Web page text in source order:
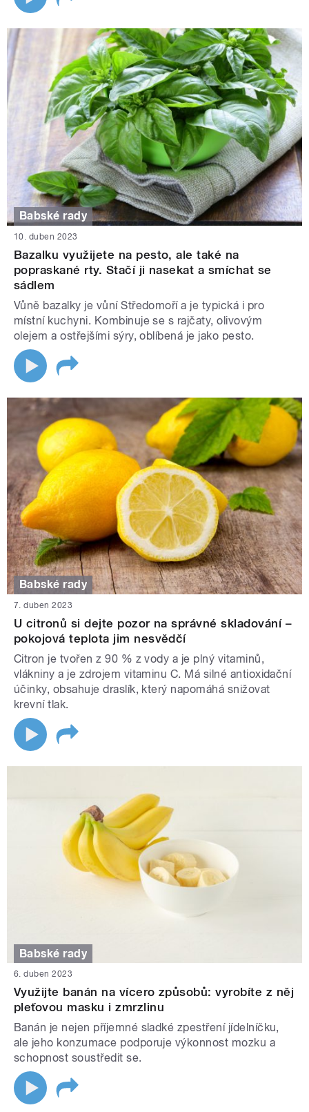
Babské rady
10. duben 2023
Bazalku využijete na pesto, ale také na
popraskané rty. Stačí ji nasekat a smíchat se
sádlem
Vůně bazalky je vůní Středomoří a je typická i pro
místní kuchyni. Kombinuje se s rajčaty, olivovým
olejem a ostřejšími sýry, oblíbená je jako pesto.
Babské rady
7. duben 2023
U citronů si dejte pozor na správné skladování –
pokojová teplota jim nesvědčí
Citron je tvořen z 90 % z vody a je plný vitaminů,
vlákniny a je zdrojem vitaminu C. Má silné antioxidační
účinky, obsahuje draslík, který napomáhá snižovat
krevní tlak.
Babské rady
6. duben 2023
Využijte banán na vícero způsobů: vyrobíte z něj
pleťovou masku i zmrzlinu
Banán je nejen příjemné sladké zpestření jídelníčku,
ale jeho konzumace podporuje výkonnost mozku a
schopnost soustředit se.